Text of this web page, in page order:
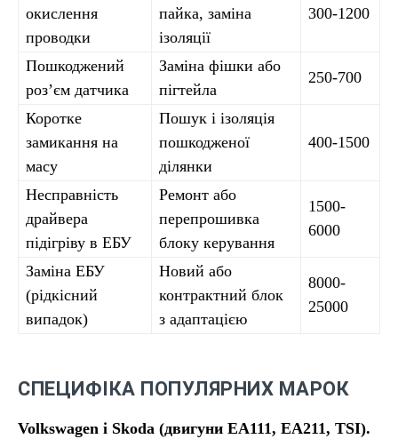
окислення
проводки
пайка, заміна
ізоляції
300-1200
Пошкоджений
роз’єм датчика
Заміна фішки або
пігтейла
250-700
Коротке
замикання на
масу
Пошук і ізоляція
пошкодженої
ділянки
400-1500
Несправність
драйвера
підігріву в ЕБУ
Ремонт або
перепрошивка
блоку керування
1500-
6000
Заміна ЕБУ
(рідкісний
випадок)
Новий або
контрактний блок
з адаптацією
8000-
25000
СПЕЦИФІКА ПОПУЛЯРНИХ МАРОК
Volkswagen і Skoda (двигуни EA111, EA211, TSI).